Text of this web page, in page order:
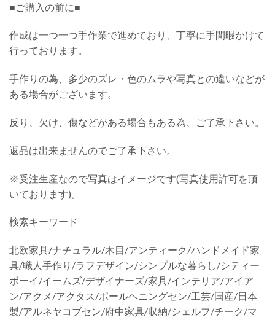
■ご購入の前に■
作成は一つ一つ手作業で進めており、丁寧に手間暇かけて
行っております。
手作りの為、多少のズレ・色のムラや写真との違いなどが
ある場合がございます。
反り、欠け、傷などがある場合もある為、ご了承下さい。
返品は出来ませんのでご了承下さい。
※受注生産なので写真はイメージです(写真使用許可を頂
いております)。
検索キーワード
北欧家具/ナチュラル/木目/アンティーク/ハンドメイド家
具/職人手作り/ラフデザイン/シンプルな暮らし/シティー
ボーイ/イームズ/デザイナーズ/家具/インテリア/アイア
ン/アクメ/アクタス/ポールヘニングセン/工芸/国産/日本
製/アルネヤコブセン/府中家具/収納/シェルフ/チーク/マ